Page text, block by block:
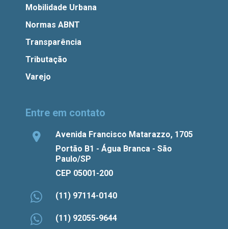
Mobilidade Urbana
Normas ABNT
Transparência
Tributação
Varejo
Entre em contato
Avenida Francisco Matarazzo, 1705
Portão B1 - Água Branca - São
Paulo/SP
CEP 05001-200
(11) 97114-0140
(11) 92055-9644